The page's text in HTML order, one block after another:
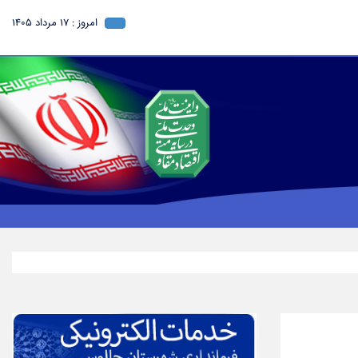
امروز : 17 مرداد 1405